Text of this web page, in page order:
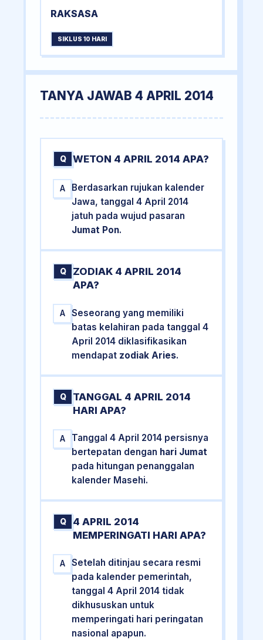
RAKSASA
SIKLUS 10 HARI
TANYA JAWAB 4 APRIL 2014
Q WETON 4 APRIL 2014 APA?
A
Berdasarkan rujukan kalender
Jawa, tanggal 4 April 2014
jatuh pada wujud pasaran
Jumat Pon.
Q
ZODIAK 4 APRIL 2014
APA?
A
Seseorang yang memiliki
batas kelahiran pada tanggal 4
April 2014 diklasifikasikan
mendapat zodiak Aries.
Q
TANGGAL 4 APRIL 2014
HARI APA?
A
Tanggal 4 April 2014 persisnya
bertepatan dengan hari Jumat
pada hitungan penanggalan
kalender Masehi.
Q
4 APRIL 2014
MEMPERINGATI HARI APA?
A
Setelah ditinjau secara resmi
pada kalender pemerintah,
tanggal 4 April 2014 tidak
dikhususkan untuk
memperingati hari peringatan
nasional apapun.